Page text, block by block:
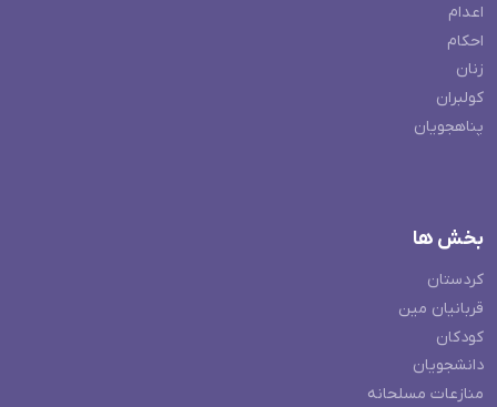
اعدام
احکام
زنان
کولبران
پناهجویان
بخش ها
کردستان
قربانیان مین
کودکان
دانشجویان
منازعات مسلحانه